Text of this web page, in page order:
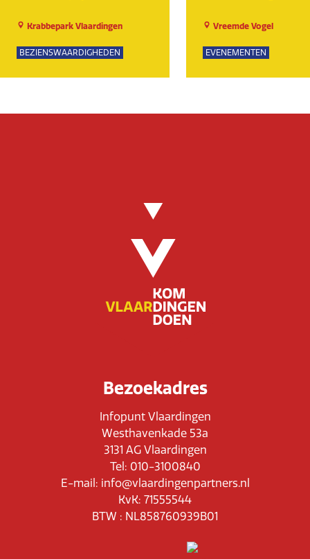
Krabbepark Vlaardingen
BEZIENSWAARDIGHEDEN
Vreemde Vogel
EVENEMENTEN
Bezoekadres
Infopunt Vlaardingen
Westhavenkade 53a
3131 AG Vlaardingen
Tel: 010-3100840
E-mail: info@vlaardingenpartners.nl
KvK: 71555544
BTW : NL858760939B01